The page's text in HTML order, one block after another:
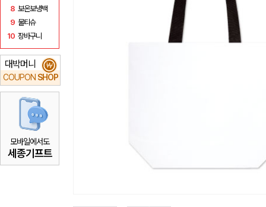
8 보온보냉백
9 물티슈
10 장바구니
대박머니
COUPON SHOP
₩
모바일에서도
세종기프트